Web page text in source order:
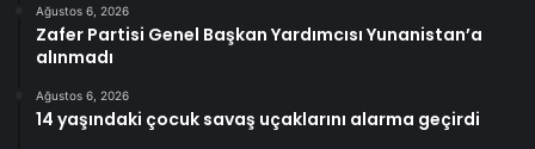
Ağustos 6, 2026
Zafer Partisi Genel Başkan Yardımcısı Yunanistan’a
alınmadı
Ağustos 6, 2026
14 yaşındaki çocuk savaş uçaklarını alarma geçirdi